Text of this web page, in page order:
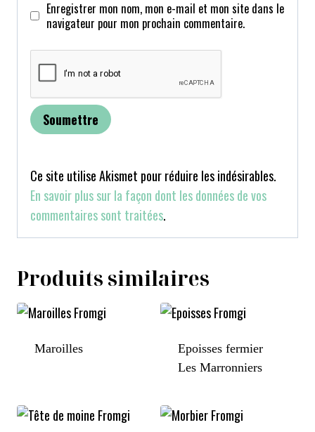
Enregistrer mon nom, mon e-mail et mon site dans le
navigateur pour mon prochain commentaire.
Ce site utilise Akismet pour réduire les indésirables.
En savoir plus sur la façon dont les données de vos
commentaires sont traitées.
Produits similaires
Maroilles
Epoisses fermier
Les Marronniers